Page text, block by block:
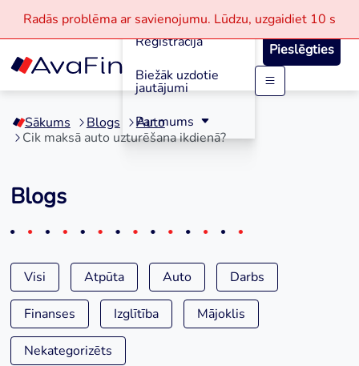
Skip
content
Radās problēma ar savienojumu. Lūdzu, uzgaidiet 10 s
Reģistrācija
Biežāk uzdotie
jautājumi
Par mums
Pieslēgties
Sākums Blogs
Auto
Cik maksā auto uzturēšana ikdienā?
Blogs
Visi Atpūta Auto Darbs
Finanses Izglītība Mājoklis
Nekategorizēts